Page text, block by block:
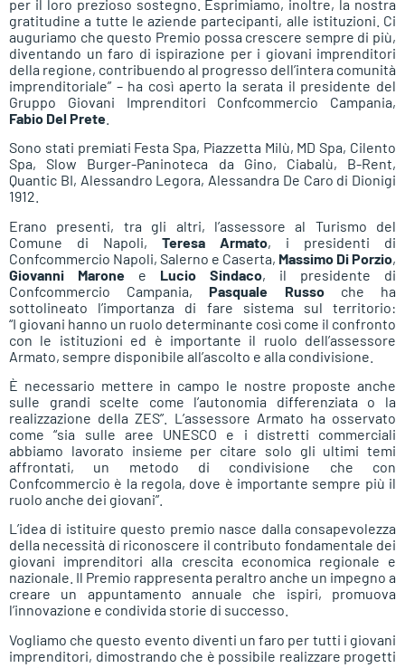
per il loro prezioso sostegno. Esprimiamo, inoltre, la nostra
gratitudine a tutte le aziende partecipanti, alle istituzioni. Ci
auguriamo che questo Premio possa crescere sempre di più,
diventando un faro di ispirazione per i giovani imprenditori
della regione, contribuendo al progresso dell’intera comunità
imprenditoriale” – ha così aperto la serata il presidente del
Gruppo Giovani Imprenditori Confcommercio Campania,
Fabio Del Prete
Sono stati premiati Festa Spa, Piazzetta Milù, MD Spa, Cilento
Spa, Slow Burger-Paninoteca da Gino, Ciabalù, B-Rent,
Quantic BI, Alessandro Legora, Alessandra De Caro di Dionigi
1912.
Erano presenti, tra gli altri, l’assessore al Turismo del
Comune di Napoli, Teresa Armato, i presidenti di
Confcommercio Napoli, Salerno e Caserta, Massimo Di Porzio,
Giovanni Marone e Lucio Sindaco, il presidente di
Confcommercio Campania,Pasquale Russoche ha
sottolineato l’importanza di fare sistema sul territorio:
“I giovani hanno un ruolo determinante così come il confronto
con le istituzioni ed è importante il ruolo dell’assessore
Armato, sempre disponibile all’ascolto e alla condivisione.
È necessario mettere in campo le nostre proposte anche
sulle grandi scelte come l’autonomia differenziata o la
realizzazione della ZES”. L’assessore Armato ha osservato
come “sia sulle aree UNESCO e i distretti commerciali
abbiamo lavorato insieme per citare solo gli ultimi temi
affrontati, un metodo di condivisione che con
Confcommercio è la regola, dove è importante sempre più il
ruolo anche dei giovani”.
L’idea di istituire questo premio nasce dalla consapevolezza
della necessità di riconoscere il contributo fondamentale dei
giovani imprenditori alla crescita economica regionale e
nazionale. Il Premio rappresenta peraltro anche un impegno a
creare un appuntamento annuale che ispiri, promuova
l’innovazione e condivida storie di successo.
Vogliamo che questo evento diventi un faro per tutti i giovani
imprenditori, dimostrando che è possibile realizzare progetti